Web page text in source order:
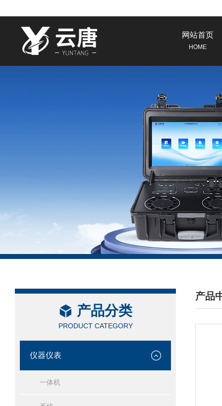
网站首页
HOME
产品分类
PRODUCT CATEGORY
仪器仪表
一体机
产品
/